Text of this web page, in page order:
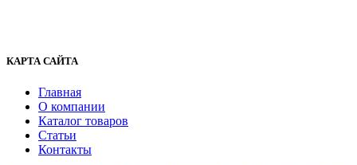
КАРТА САЙТА
Главная
О компании
Каталог товаров
Статьи
Контакты